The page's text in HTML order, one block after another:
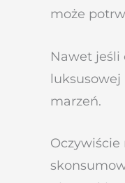
może
Nawet jeśli
luksusowej
marzeń.